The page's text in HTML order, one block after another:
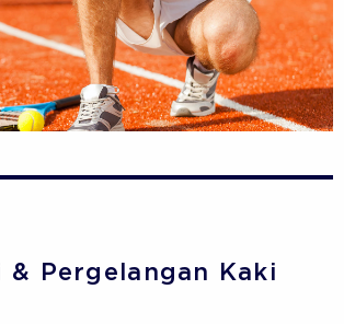
& Pergelangan Kaki